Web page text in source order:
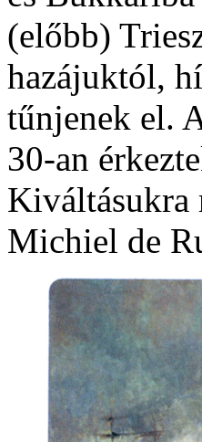
(előbb)
hazájuktól,
tűnjenek el.
30-an
Kiváltásukra
Michiel de